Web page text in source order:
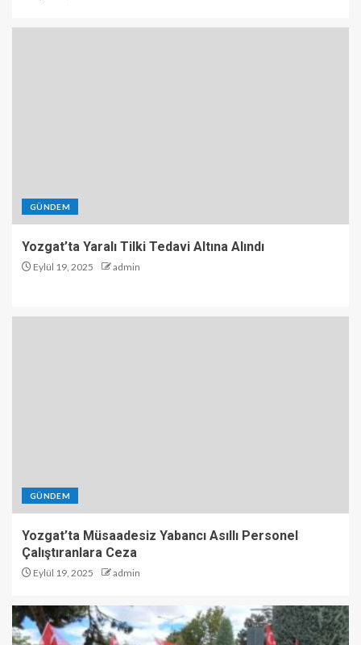
GÜNDEM
Yozgat’ta Yaralı Tilki Tedavi Altına Alındı
Eylül 19, 2025 admin
GÜNDEM
Yozgat’ta Müsaadesiz Yabancı Asıllı Personel
Çalıştıranlara Ceza
Eylül 19, 2025 admin